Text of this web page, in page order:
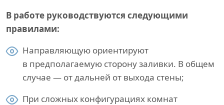
В работе руководствуются следующими
правилами:
Направляющую ориентируют
в предполагаемую сторону заливки. В общем
случае — от дальней от выхода стены;
При сложных конфигурациях комнат